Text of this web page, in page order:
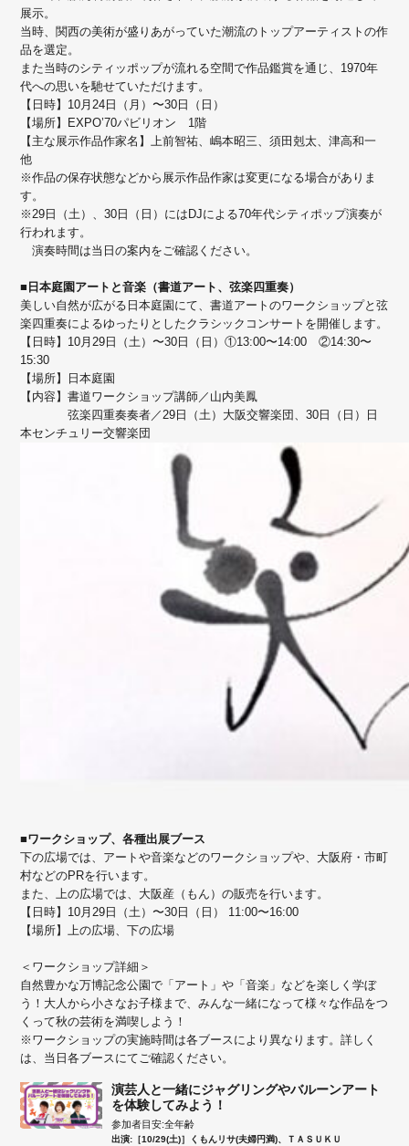
展示。
当時、関西の美術が盛りあがっていた潮流のトップアーティストの作
品を選定。
また当時のシティッポップが流れる空間で作品鑑賞を通じ、1970年
代への思いを馳せていただけます。
【日時】10月24日（月）〜30日（日）
【場所】EXPO’70パビリオン 1階
【主な展示作品作家名】上前智祐、嶋本昭三、須田剋太、津高和一
他
※作品の保存状態などから展示作品作家は変更になる場合がありま
す。
※29日（土）、30日（日）にはDJによる70年代シティポップ演奏が
行われます。
演奏時間は当日の案内をご確認ください。
■日本庭園アートと音楽（書道アート、弦楽四重奏）
美しい自然が広がる日本庭園にて、書道アートのワークショップと弦
楽四重奏によるゆったりとしたクラシックコンサートを開催します。
【日時】10月29日（土）〜30日（日）①13:00〜14:00 ②14:30〜
15:30
【場所】日本庭園
【内容】書道ワークショップ講師／山内美鳳
弦楽四重奏奏者／29日（土）大阪交響楽団、30日（日）日
本センチュリー交響楽団
■ワークショップ、各種出展ブース
下の広場では、アートや音楽などのワークショップや、大阪府・市町
村などのPRを行います。
また、上の広場では、大阪産（もん）の販売を行います。
【日時】10月29日（土）〜30日（日） 11:00〜16:00
【場所】上の広場、下の広場
＜ワークショップ詳細＞
自然豊かな万博記念公園で「アート」や「音楽」などを楽しく学ぼ
う！大人から小さなお子様まで、みんな一緒になって様々な作品をつ
くって秋の芸術を満喫しよう！
※ワークショップの実施時間は各ブースにより異なります。詳しく
は、当日各ブースにてご確認ください。
演芸人と一緒にジャグリングやバルーンアート
を体験してみよう！
参加者目安:全年齢
出演:［10/29(土)］くもんリサ(夫婦円満)、ＴＡＳＵＫＵ